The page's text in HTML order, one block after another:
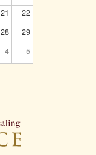
21
22
28
29
4 5